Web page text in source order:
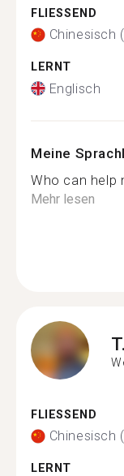
FLIESSEND
Chinesisch
LERNT
Englisch
Meine
Who can help
Mehr lesen
T.
FLIESSEND
Chinesisch
LERNT